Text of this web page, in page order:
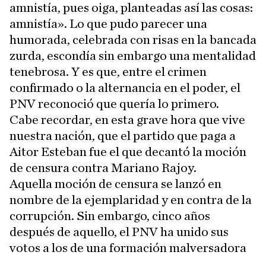
amnistía, pues oiga, planteadas así las cosas:
amnistía». Lo que pudo parecer una
humorada, celebrada con risas en la bancada
zurda, escondía sin embargo una mentalidad
tenebrosa. Y es que, entre el crimen
confirmado o la alternancia en el poder, el
PNV reconoció que quería lo primero.
Cabe recordar, en esta grave hora que vive
nuestra nación, que el partido que paga a
Aitor Esteban fue el que decantó la moción
de censura contra Mariano Rajoy.
Aquella moción de censura se lanzó en
nombre de la ejemplaridad y en contra de la
corrupción. Sin embargo, cinco años
después de aquello, el PNV ha unido sus
votos a los de una formación malversadora